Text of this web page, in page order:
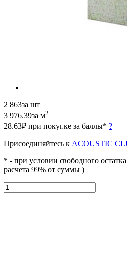
2 863за шт
3 976.39за м2
28.63₽ при покупке за баллы* ?
Присоединяйтесь к ACOUSTIC
* - при условии свободного
расчета 99% от суммы )